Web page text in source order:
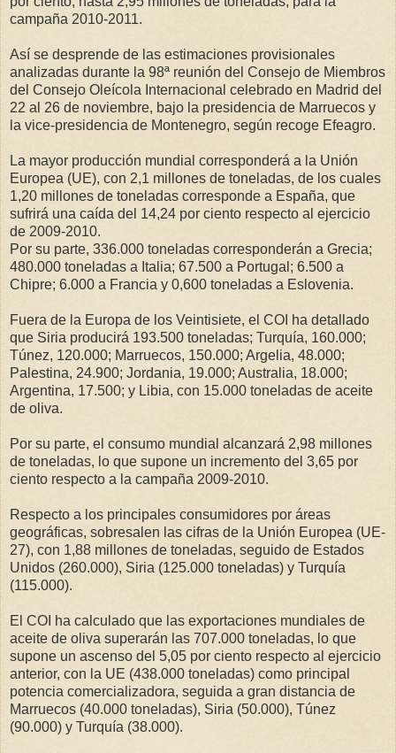
campaña 2010-2011.
Así se desprende de las estimaciones provisionales
analizadas durante la 98ª reunión del Consejo de Miembros
del Consejo Oleícola Internacional celebrado en Madrid del
22 al 26 de noviembre, bajo la presidencia de Marruecos y
la vice-presidencia de Montenegro, según recoge Efeagro.
La mayor producción mundial corresponderá a la Unión
Europea (UE), con 2,1 millones de toneladas, de los cuales
1,20 millones de toneladas corresponde a España, que
sufrirá una caída del 14,24 por ciento respecto al ejercicio
de 2009-2010.
Por su parte, 336.000 toneladas corresponderán a Grecia;
480.000 toneladas a Italia; 67.500 a Portugal; 6.500 a
Chipre; 6.000 a Francia y 0,600 toneladas a Eslovenia.
Fuera de la Europa de los Veintisiete, el COI ha detallado
que Siria producirá 193.500 toneladas; Turquía, 160.000;
Túnez, 120.000; Marruecos, 150.000; Argelia, 48.000;
Palestina, 24.900; Jordania, 19.000; Australia, 18.000;
Argentina, 17.500; y Libia, con 15.000 toneladas de aceite
de oliva.
Por su parte, el consumo mundial alcanzará 2,98 millones
de toneladas, lo que supone un incremento del 3,65 por
ciento respecto a la campaña 2009-2010.
Respecto a los principales consumidores por áreas
geográficas, sobresalen las cifras de la Unión Europea (UE-
27), con 1,88 millones de toneladas, seguido de Estados
Unidos (260.000), Siria (125.000 toneladas) y Turquía
(115.000).
El COI ha calculado que las exportaciones mundiales de
aceite de oliva superarán las 707.000 toneladas, lo que
supone un ascenso del 5,05 por ciento respecto al ejercicio
anterior, con la UE (438.000 toneladas) como principal
potencia comercializadora, seguida a gran distancia de
Marruecos (40.000 toneladas), Siria (50.000), Túnez
(90.000) y Turquía (38.000).